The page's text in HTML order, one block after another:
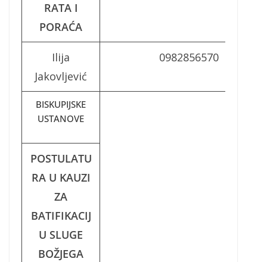
RATA I
PORAĆA
Ilija
Jakovljević
0982856570
BISKUPIJSKE
USTANOVE
POSTULATU
RA U KAUZI
ZA
BATIFIKACIJ
U SLUGE
BOŽJEGA